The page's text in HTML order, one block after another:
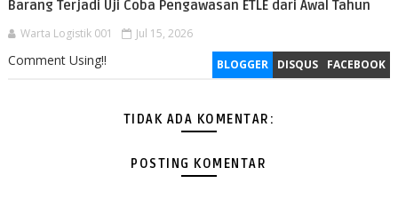
Barang Terjadi Uji Coba Pengawasan ETLE dari Awal Tahun
Warta Logistik 001 Jul 15, 2026
BLOGGER DISQUS FACEBOOK
Comment Using!!
TIDAK ADA KOMENTAR:
POSTING KOMENTAR